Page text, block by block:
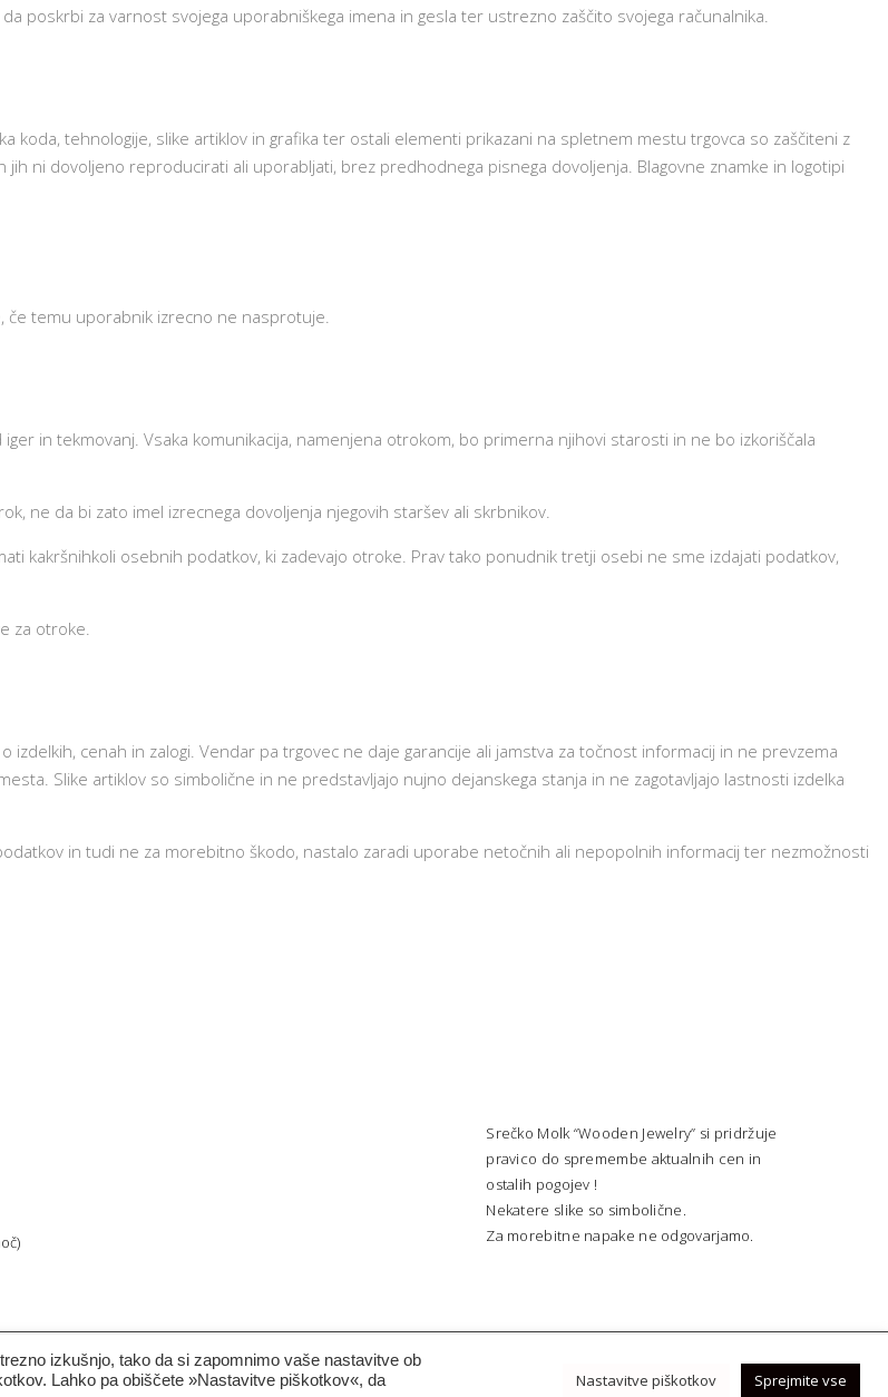
poskrbi za varnost svojega uporabniškega imena in gesla ter ustrezno zaščito svojega računalnika.
koda, tehnologije, slike artiklov in grafika ter ostali elementi prikazani na spletnem mestu trgovca so zaščiteni z
ni dovoljeno reproducirati ali uporabljati, brez predhodnega pisnega dovoljenja. Blagovne znamke in logotipi
če temu uporabnik izrecno ne nasprotuje.
in tekmovanj. Vsaka komunikacija, namenjena otrokom, bo primerna njihovi starosti in ne bo izkoriščala
ne da bi zato imel izrecnega dovoljenja njegovih staršev ali skrbnikov.
kakršnihkoli osebnih podatkov, ki zadevajo otroke. Prav tako ponudnik tretji osebi ne sme izdajati podatkov,
za otroke.
cenah in zalogi. Vendar pa trgovec ne daje garancije ali jamstva za točnost informacij in ne prevzema
Slike artiklov so simbolične in ne predstavljajo nujno dejanskega stanja in ne zagotavljajo lastnosti izdelka
in tudi ne za morebitno škodo, nastalo zaradi uporabe netočnih ali nepopolnih informacij ter nezmožnosti
Srečko Molk “Wooden Jewelry” si pridržuje
pravico do spremembe aktualnih cen in
ostalih pogojev !
Nekatere slike so simbolične.
Za morebitne napake ne odgovarjamo.
izkušnjo, tako da si zapomnimo vaše nastavitve ob
Lahko pa obiščete »Nastavitve piškotkov«, da
Nastavitve piškotkov Sprejmite vse